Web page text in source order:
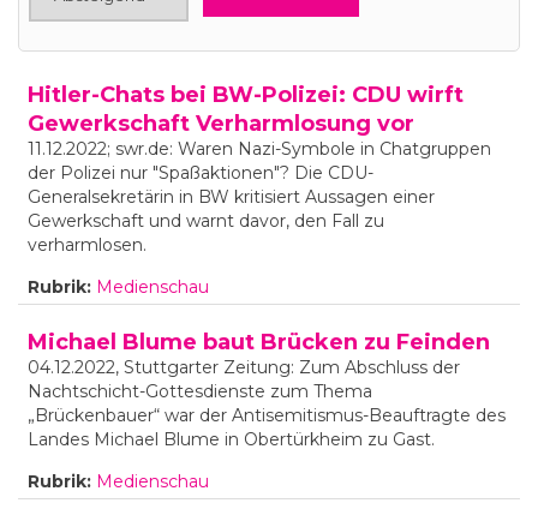
Hitler-Chats bei BW-Polizei: CDU wirft
Gewerkschaft Verharmlosung vor
11.12.2022; swr.de: Waren Nazi-Symbole in Chatgruppen
der Polizei nur "Spaßaktionen"? Die CDU-
Generalsekretärin in BW kritisiert Aussagen einer
Gewerkschaft und warnt davor, den Fall zu
verharmlosen.
Rubrik: Medienschau
Michael Blume baut Brücken zu Feinden
04.12.2022, Stuttgarter Zeitung: Zum Abschluss der
Nachtschicht-Gottesdienste zum Thema
„Brückenbauer“ war der Antisemitismus-Beauftragte des
Landes Michael Blume in Obertürkheim zu Gast.
Rubrik: Medienschau